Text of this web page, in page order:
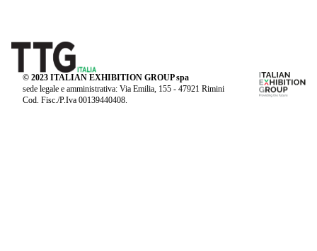
© 2023 ITALIAN EXHIBITION GROUP spa
sede legale e amministrativa: Via Emilia, 155 - 47921 Rimini
Cod. Fisc./P.Iva 00139440408.